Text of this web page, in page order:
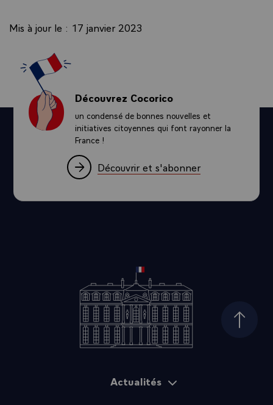
Mis à jour le : 17 janvier 2023
Découvrez Cocorico
un condensé de bonnes nouvelles et
initiatives citoyennes qui font rayonner la
France !
Découvrir et s'abonner
Haut
Actualités